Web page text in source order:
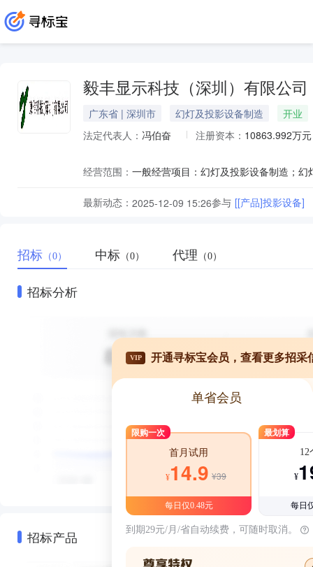
毅丰显示科技（深圳）有限公司
广东省 | 深圳市 幻灯及投影设备制造
开业
法定代表人： 冯伯奋 注册资本： 10863.992万元
经营范围：
最新动态： 2025-12-09 15:26参与 [[产品]投影设备]
招标 （0） 中标 （0） 代理 （0）
招标分析
招标产品
VIP 开通寻标宝会员，查看更多招采
单省会员
限购一次
首月试用
¥14.9 ¥39
每日仅0.48元
最划算
12
¥
每日
到期29元/月/省自动续费，可随时取消。